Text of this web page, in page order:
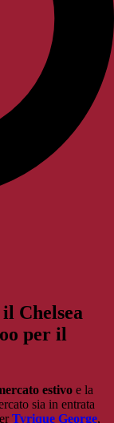
Chelsea
per il
estivo e la
sia in entrata
Tyrique George,